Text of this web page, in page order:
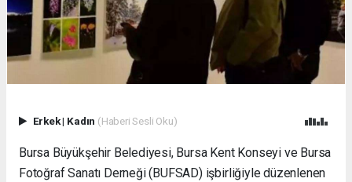
Erkek| Kadın (Haberi Sesli Oku)
Bursa Büyükşehir Belediyesi, Bursa Kent Konseyi ve Bursa
Fotoğraf Sanatı Derneği (BUFSAD) işbirliğiyle düzenlenen